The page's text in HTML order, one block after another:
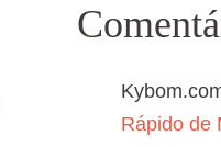
Rápido de